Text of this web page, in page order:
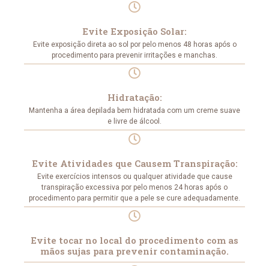
Evite Exposição Solar:
Evite exposição direta ao sol por pelo menos 48 horas após o
procedimento para prevenir irritações e manchas.
Hidratação:
Mantenha a área depilada bem hidratada com um creme suave
e livre de álcool.
Evite Atividades que Causem Transpiração:
Evite exercícios intensos ou qualquer atividade que cause
transpiração excessiva por pelo menos 24 horas após o
procedimento para permitir que a pele se cure adequadamente.
Evite tocar no local do procedimento com as
mãos sujas para prevenir contaminação.